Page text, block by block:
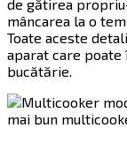
de gătirea
mâncarea la o
Toate aceste
aparat care
bucătărie.